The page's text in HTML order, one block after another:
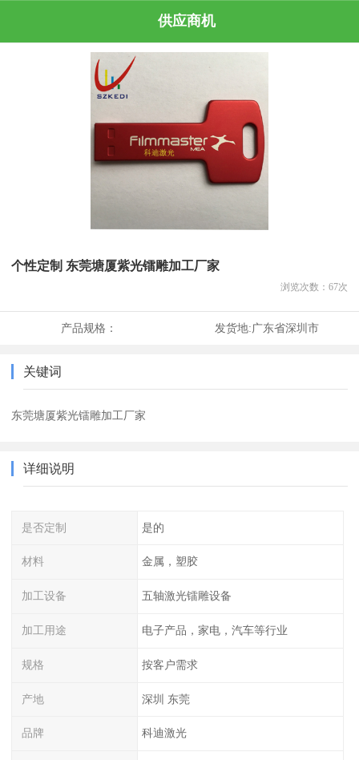
供应商机
个性定制 东莞塘厦紫光镭雕加工厂家
浏览次数： 67次
产品规格： 发货地:广东省深圳市
关键词
东莞塘厦紫光镭雕加工厂家
详细说明
是否定制 是的
材料 金属，塑胶
加工设备 五轴激光镭雕设备
加工用途 电子产品，家电，汽车等行业
规格 按客户需求
产地 深圳 东莞
品牌 科迪激光